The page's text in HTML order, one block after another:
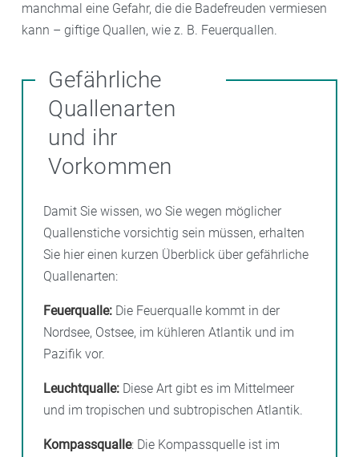
manchmal eine Gefahr, die die Badefreuden vermiesen
kann – giftige Quallen, wie z. B. Feuerquallen.
Gefährliche
Quallenarten
und ihr
Vorkommen
Damit Sie wissen, wo Sie wegen möglicher
Quallenstiche vorsichtig sein müssen, erhalten
Sie hier einen kurzen Überblick über gefährliche
Quallenarten:
Feuerqualle: Die Feuerqualle kommt in der
Nordsee, Ostsee, im kühleren Atlantik und im
Pazifik vor.
Leuchtqualle: Diese Art gibt es im Mittelmeer
und im tropischen und subtropischen Atlantik.
Kompassqualle: Die Kompassquelle ist im